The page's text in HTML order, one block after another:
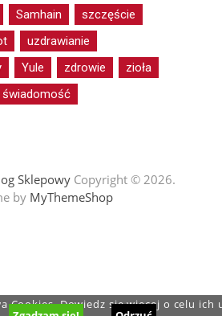
Samhain
szczęście
uzdrawianie
Yule zdrowie
zioła
świadomość
SklepowyCopyright © 2026.
by MyThemeShop
Cookies. Dowiedz się więcej o celu